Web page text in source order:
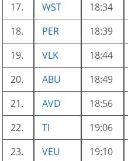
17.
WST 18:34
18.
PER 18:39
19.
VLK 18:44
20.
ABU 18:49
21.
AVD 18:56
22.
TI 19:06
23.
VEU 19:10